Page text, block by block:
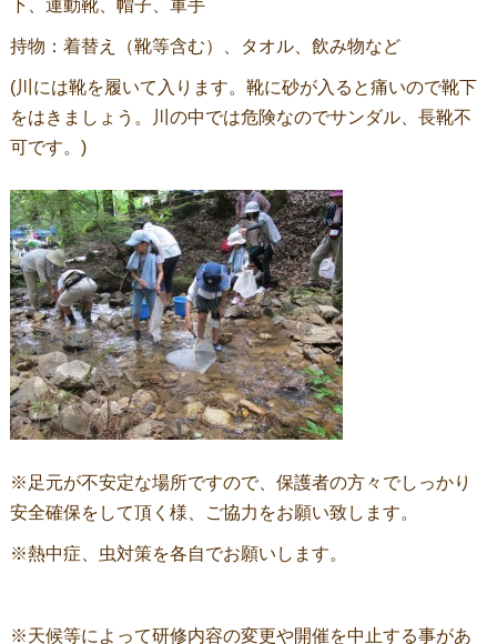
下、運動靴、帽子、軍手
持物：着替え（靴等含む）、タオル、飲み物など
(川には靴を履いて入ります。靴に砂が入ると痛いので靴下
をはきましょう。川の中では危険なのでサンダル、長靴不
可です。)
※足元が不安定な場所ですので、保護者の方々でしっかり
安全確保をして頂く様、ご協力をお願い致します。
※熱中症、虫対策を各自でお願いします。
※天候等によって研修内容の変更や開催を中止する事があ